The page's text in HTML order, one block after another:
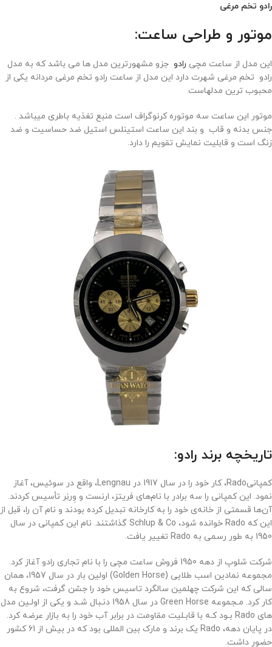
رادو تخم مرغی
موتور و طراحی ساعت:
این مدل از ساعت مچی رادو جزو مشهورترین مدل ها می باشد که به مدل
رادو تخم مرغی شهرت دارد این مدل از ساعت رادو تخم مرغی مردانه یکی از
محبوب ترین مدلهاست
موتور این ساعت سه موتوره کرنوگراف است منبع تغذیه باطری میباشد .
جنس بدنه و قاب و بند این ساعت استینلس استیل ضد حساسیت و ضد
زنگ است و قابلیت نمایش تقویم را دارد.
تاریخچه برند رادو:
کمپانیRado، کار خود را در سال 1917 در Lengnau، واقع در سوئیس، آغاز
نمود. این کمپانی را سه برادر با نام‌‌های فریتز، ارنست و وِرنِر تأسیس کردند.
آن‌‌ها قسمتی از خانه‌‌ی خود را به کارخانه تبدیل کرده بودند و نام آن را، قبل از
این که Rado خوانده شود، Schlup & Co گذاشتند. نام این کمپانی در سال
1950 به طور رسمی به Rado تغییر یافت.
شركت شلوپ از دهه 1950 فروش ساعت مچی را با نام تجاری رادو آغاز كرد.
مجموعه نمادین اسب طلایی (Golden Horse) اولین بار در سال 1957، همان
سالی که این شرکت چهلمین سالگرد تاسیس خود را جشن گرفت، شروع به
کار کرد. مـجموعه Green Horse در سال 1958 دنـبال شـد و یکی از اولـین مدل
های Rado بـود کـه با قابـلیت مقاومت در برابر آب خود را به بازار عرضه کرد.
در پایان دهه، Rado یک برند و مارک بین المللی بود که در بیش از 61 کشور
حضور داشت.